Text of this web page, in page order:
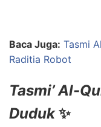
Baca Juga: Tasmi
Raditia Robot
Tasmi’ Al-
Duduk ✨